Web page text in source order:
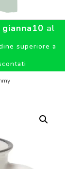
gianna10 al
superiore a